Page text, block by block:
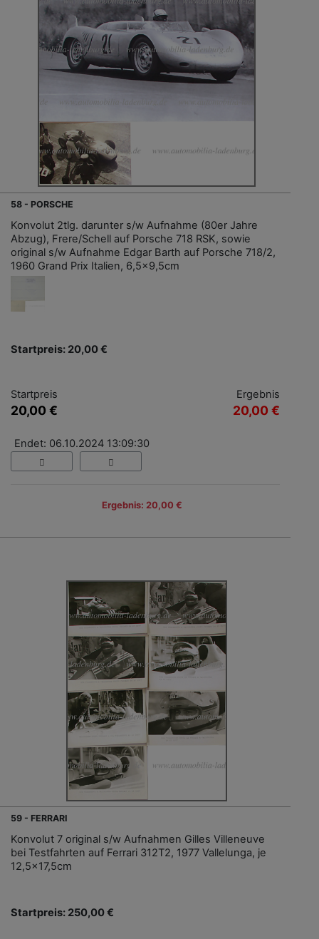
58 - PORSCHE
Konvolut 2tlg. darunter s/w Aufnahme (80er Jahre
Abzug), Frere/Schell auf Porsche 718 RSK, sowie
original s/w Aufnahme Edgar Barth auf Porsche 718/2,
1960 Grand Prix Italien, 6,5x9,5cm
Startpreis: 20,00 €
Startpreis
20,00 €
Ergebnis
20,00 €
Endet: 06.10.2024 13:09:30
Ergebnis: 20,00 €
59 - FERRARI
Konvolut 7 original s/w Aufnahmen Gilles Villeneuve
bei Testfahrten auf Ferrari 312T2, 1977 Vallelunga, je
12,5x17,5cm
Startpreis: 250,00 €